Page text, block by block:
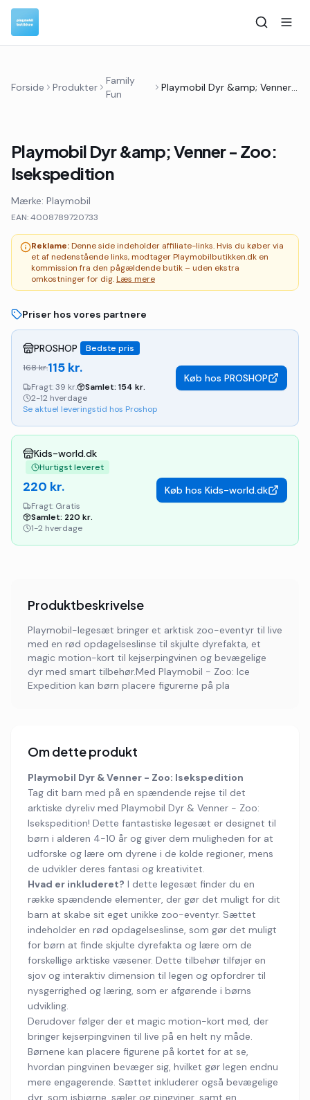
Forside Produkter
Family
Fun
Playmobil Dyr &amp; Venner - Zoo: Isekspedition
Playmobil Dyr &amp; Venner - Zoo:
Isekspedition
Mærke: Playmobil
EAN:4008789720733
Reklame:Denne side indeholder affiliate-links. Hvis du køber via
et af nedenstående links, modtager Playmobilbutikken.dk en
kommission fra den pågældende butik – uden ekstra
omkostninger for dig.Læs mere
Priser hos vores partnere
PROSHOP
Bedste pris
168kr.115 kr.
Fragt:39 kr. Samlet: 154 kr.
2-12 hverdage
Se aktuel leveringstid hos Proshop
Køb hos PROSHOP
Kids-world.dk
Hurtigst leveret
220 kr.
Fragt: Gratis
Samlet: 220 kr.
1-2 hverdage
Køb hos Kids-world.dk
Produktbeskrivelse
Playmobil-legesæt bringer et arktisk zoo-eventyr til live
med en rød opdagelseslinse til skjulte dyrefakta, et
magic motion-kort til kejserpingvinen og bevægelige
dyr med smart tilbehør.Med Playmobil - Zoo: Ice
Expedition kan børn placere figurerne på pla
Om dette produkt
Playmobil Dyr & Venner - Zoo: Isekspedition
Tag dit barn med på en spændende rejse til det
arktiske dyreliv med Playmobil Dyr & Venner - Zoo:
Isekspedition! Dette fantastiske legesæt er designet til
børn i alderen 4-10 år og giver dem muligheden for at
udforske og lære om dyrene i de kolde regioner, mens
de udvikler deres fantasi og kreativitet.
Hvad er inkluderet? I dette legesæt finder du en
række spændende elementer, der gør det muligt for dit
barn at skabe sit eget unikke zoo-eventyr. Sættet
indeholder en rød opdagelseslinse, som gør det muligt
for børn at finde skjulte dyrefakta og lære om de
forskellige arktiske væsener. Dette tilbehør tilføjer en
sjov og interaktiv dimension til legen og opfordrer til
nysgerrighed og læring, som er afgørende i børns
udvikling.
Derudover følger der et magic motion-kort med, der
bringer kejserpingvinen til live på en helt ny måde.
Børnene kan placere figurene på kortet for at se,
hvordan pingvinen bevæger sig, hvilket gør legen endnu
mere engagerende. Sættet inkluderer også bevægelige
dyr, som isbjørne, sæler og pingviner, samt en